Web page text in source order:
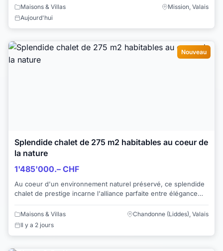
Maisons & Villas
Mission, Valais
Aujourd'hui
Nouveau
Splendide chalet de 275 m2 habitables au coeur de
la nature
1'485'000.– CHF
Au coeur d'un environnement naturel préservé, ce splendide
chalet de prestige incarne l'alliance parfaite entre élégance
Maisons & Villas
Chandonne (Liddes), Valais
Il y a 2 jours